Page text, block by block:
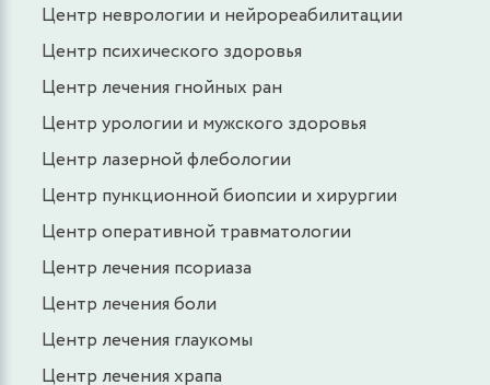
Центр неврологии и нейрореабилитации
Центр психического здоровья
Центр лечения гнойных ран
Центр урологии и мужского здоровья
Центр лазерной флебологии
Центр пункционной биопсии и хирургии
Центр оперативной травматологии
Центр лечения псориаза
Центр лечения боли
Центр лечения глаукомы
Центр лечения храпа